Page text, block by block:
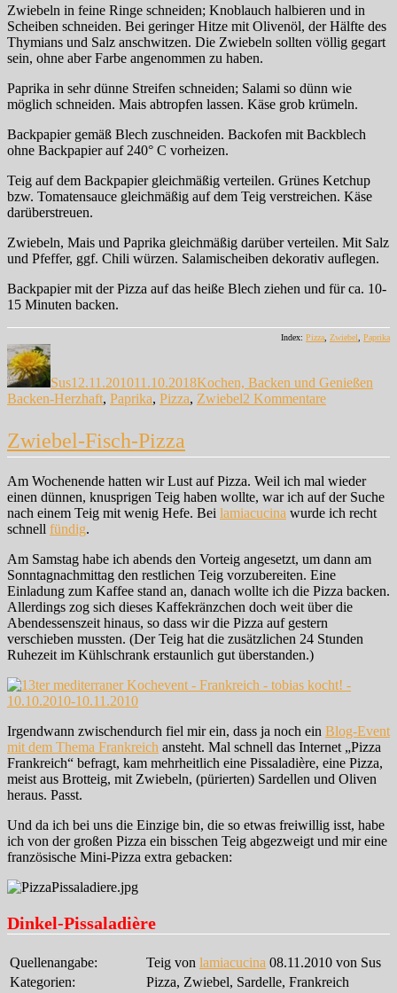
Zwiebeln in feine Ringe schneiden; Knoblauch halbieren und in
Scheiben schneiden. Bei geringer Hitze mit Olivenöl, der Hälfte des
Thymians und Salz anschwitzen. Die Zwiebeln sollten völlig gegart
sein, ohne aber Farbe angenommen zu haben.
Paprika in sehr dünne Streifen schneiden; Salami so dünn wie
möglich schneiden. Mais abtropfen lassen. Käse grob krümeln.
Backpapier gemäß Blech zuschneiden. Backofen mit Backblech
ohne Backpapier auf 240° C vorheizen.
Teig auf dem Backpapier gleichmäßig verteilen. Grünes Ketchup
bzw. Tomatensauce gleichmäßig auf dem Teig verstreichen. Käse
darüberstreuen.
Zwiebeln, Mais und Paprika gleichmäßig darüber verteilen. Mit Salz
und Pfeffer, ggf. Chili würzen. Salamischeiben dekorativ auflegen.
Backpapier mit der Pizza auf das heiße Blech ziehen und für ca. 10-
15 Minuten backen.
Index: Pizza Zwiebel Paprika
Autor
Sus12.11.201011.10.2018Kochen, Backen und Genießen
Backen-Herzhaft, Paprika, Pizza, Zwiebel2 Kommentarezu
Fisch
…
Zwiebel-Fisch-Pizza
Am Wochenende hatten wir Lust auf Pizza. Weil ich mal wieder
einen dünnen, knusprigen Teig haben wollte, war ich auf der Suche
nach einem Teig mit wenig Hefe. Bei lamiacucina wurde ich recht
schnell fündig.
Am Samstag habe ich abends den Vorteig angesetzt, um dann am
Sonntagnachmittag den restlichen Teig vorzubereiten. Eine
Einladung zum Kaffee stand an, danach wollte ich die Pizza backen.
Allerdings zog sich dieses Kaffekränzchen doch weit über die
Abendessenszeit hinaus, so dass wir die Pizza auf gestern
verschieben mussten. (Der Teig hat die zusätzlichen 24 Stunden
Ruhezeit im Kühlschrank erstaunlich gut überstanden.)
Irgendwann zwischendurch fiel mir ein, dass ja noch ein Blog-Event
mit dem Thema Frankreich ansteht. Mal schnell das Internet „Pizza
Frankreich“ befragt, kam mehrheitlich eine Pissaladière, eine Pizza,
meist aus Brotteig, mit Zwiebeln, (pürierten) Sardellen und Oliven
heraus. Passt.
Und da ich bei uns die Einzige bin, die so etwas freiwillig isst, habe
ich von der großen Pizza ein bisschen Teig abgezweigt und mir eine
französische Mini-Pizza extra gebacken:
Dinkel-Pissaladière
Quellenangabe: Teig von lamiacucina 08.11.2010 von Sus
Kategorien:
Pizza, Zwiebel, Sardelle, Frankreich